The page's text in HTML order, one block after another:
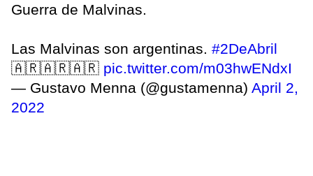
Guerra de Malvinas.
Las Malvinas son argentinas. #2DeAbril
🇦🇷🇦🇷🇦🇷 pic.twitter.com/m03hwENdxI
— Gustavo Menna (@gustamenna) April 2,
2022